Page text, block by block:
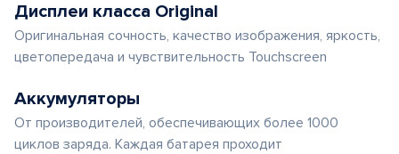
Дисплеи класса Original
Оригинальная сочность, качество изображения, яркость,
цветопередача и чувствительность Touchscreen
Аккумуляторы
От производителей, обеспечивающих более 1000
циклов заряда. Каждая батарея проходит